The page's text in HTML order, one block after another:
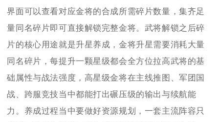
界面可以查看对应金将的合成所需碎片数量，集齐足
量同名碎片即可直接解锁完整金将。武将解锁之后碎
片的核心用途就是升星养成，金将升星需要消耗大量
同名碎片，每提升一颗星级都会全方位拉高武将的基
础属性与战法强度，高星级金将在主线推图、军团国
战、跨服竞技当中都能打出碾压级的输出与续航能
力。养成过程当中要做好资源规划，一套主流阵容只